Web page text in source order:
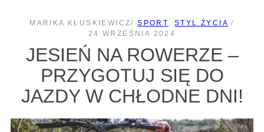
MARIKA KŁUSKIEWICZ/SPORT, STYL ŻYCIA /
24 WRZEŚNIA 2024
JESIEŃ NA ROWERZE –
PRZYGOTUJ SIĘ DO
JAZDY W CHŁODNE DNI!